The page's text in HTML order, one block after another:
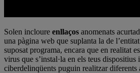
Solen incloure enllaços anomenats
una pàgina web que suplanta la de
suposat programa, encara que en realitat
virus que s’instal·la en els teus dispositius
ciberdelinqüents puguin realitzar diferents